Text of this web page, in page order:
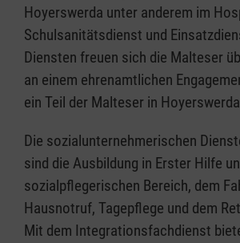
Hoyerswerda unter anderem im
Schulsanitätsdienst und
Diensten freuen sich die Malteser
an einem ehrenamtlichen
ein Teil der Malteser in
Die sozialunternehmerischen
sind die Ausbildung in Erster Hilfe
sozialpflegerischen Bereich, dem
Hausnotruf, Tagepflege und dem
Mit dem Integrationsfachdienst